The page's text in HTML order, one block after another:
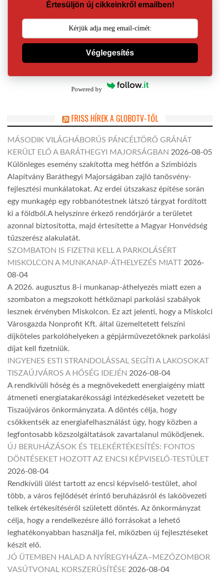
Értesüljön új cikkeinkről emailben!
Véglegesítés
Powered by
FRISS HÍREK A GLOBOTV-TŐL
MÁSODIK VILÁGHÁBORÚS PÁNCÉLTÖRŐ GRÁNÁT
KERÜLT ELŐ A BARÁTHEGYI MAJORSÁGBAN 2026-08-05
Különleges esemény szakította meg hétfőn a Szimbiózis
Alapítvány Baráthegyi Majorságában zajló tanösvény-
fejlesztési munkálatokat. Az erdei útszakasz építése során
egy munkagép egy robbanótestnek látszó tárgyat fordított
ki a földből.A helyszínre érkező rendőrjárőr a területet
azonnal biztosította, majd értesítette a Magyar Honvédség
tűzszerész alakulatát.
SZOMBATON IS FIZETNI KELL A PARKOLÁSÉRT
MISKOLCON A MUNKANAP-ÁTHELYEZÉS MIATT 2026-
08-04
A 2026. augusztus 8-i munkanap-áthelyezés miatt ezen a
szombaton a megszokott hétköznapi parkolási szabályok
lesznek érvényben Miskolcon. Ez azt jelenti, hogy a Miskolci
Városgazda Nonprofit Kft. által üzemeltetett felszíni
díjköteles parkolóhelyeken a gépjárművezetőknek parkolási
díjat kell fizetniük.
INGYENES ESTI STRANDOLÁSSAL SEGÍTI A LAKOSOKAT
TISZAÚJVÁROS A HŐSÉG IDEJÉN 2026-08-04
A rendkívüli hőség és a megnövekedett energiaigény miatt
átmeneti energiatakarékossági intézkedéseket vezetett be
Tiszaújváros önkormányzata. A döntés célja, hogy
csökkentsék az energiafelhasználást úgy, hogy közben a
legfontosabb közszolgáltatások zavartalanul működjenek.
ÚJ BERUHÁZÁSOK ÉS TELEKÉRTÉKESÍTÉS: FONTOS
DÖNTÉSEKET HOZOTT AZ ENCSI KÉPVISELŐ-TESTÜLET
2026-08-04
Rendkívüli ülést tartott az encsi képviselő-testület, ahol
több, a város fejlődését érintő beruházásról és lakóövezeti
telkek értékesítéséről született döntés. Az önkormányzat
célja, hogy a rendelkezésre álló forrásokat a lehető
leghatékonyabban használja fel, miközben új fejlesztéseket
készít elő.
JÓ ÜTEMBEN HALAD A NYÍREGYHÁZA–MEZŐZOMBOR
VASÚTVONAL KORSZERŰSÍTÉSE 2026-08-04